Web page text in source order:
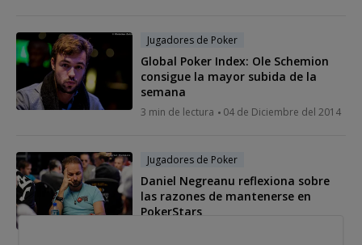
Jugadores de Poker
Global Poker Index: Ole Schemion
consigue la mayor subida de la
semana
3 min de lectura 04 de Diciembre del 2014
Jugadores de Poker
Daniel Negreanu reflexiona sobre
las razones de mantenerse en
PokerStars